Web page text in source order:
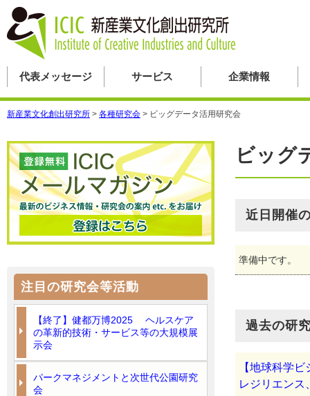
代表メッセージ サービス 企業情報
新産業文化創出研究所 > 各種研究会 > ビッグデータ活用研究会
ビッグ
近日開催
準備中です。
過去の研
【地球科学
レジリエンス
注目の研究会等活動
【終了】健都万博2025 ヘルスケア
の革新的技術・サービス等の大規模展
示会
パークマネジメントと次世代公園研究
会